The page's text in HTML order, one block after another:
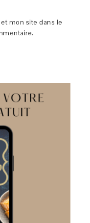
mon site dans le